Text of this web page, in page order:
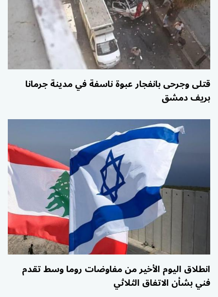
قتلى وجرحى بانفجار عبوة ناسفة في مدينة جرمانا
بريف دمشق
انطلاق اليوم الأخير من مفاوضات روما وسط تقدم
فني بشأن الاتفاق الثلاثي